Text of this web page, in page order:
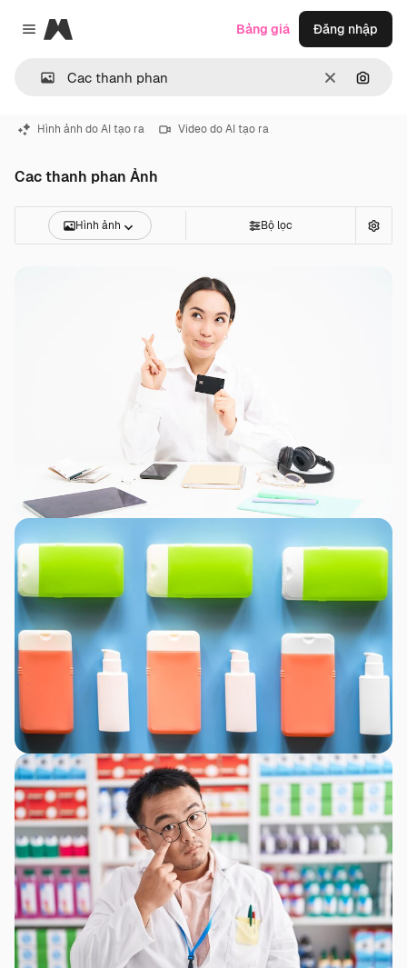
Close menu
Magnific
ThôngTìm
Bảng giá Đăng nhập
Hình ảnh do AI tạo ra Video do AI tạo ra
Cac thanh phan Ảnh
Hình ảnh Bộ lọc